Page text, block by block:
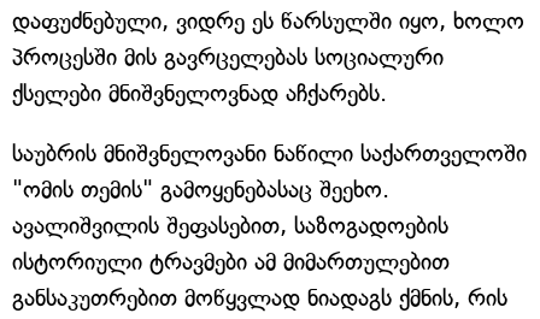
დაფუძნებული, ვიდრე ეს წარსულში იყო, ხოლო
პროცესში მის გავრცელებას სოციალური
ქსელები მნიშვნელოვნად აჩქარებს.
საუბრის მნიშვნელოვანი ნაწილი საქართველოში
"ომის თემის" გამოყენებასაც შეეხო.
ავალიშვილის შეფასებით, საზოგადოების
ისტორიული ტრავმები ამ მიმართულებით
განსაკუთრებით მოწყვლად ნიადაგს ქმნის, რის